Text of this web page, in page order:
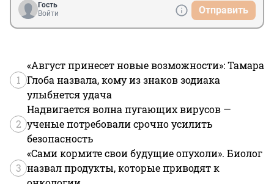
Гость
Войти
Отправить
1
«Август принесет новые возможности»: Тамара
Глоба назвала, кому из знаков зодиака
улыбнется удача
2
Надвигается волна пугающих вирусов —
ученые потребовали срочно усилить
безопасность
3
«Сами кормите свои будущие опухоли». Биолог
назвал продукты, которые приводят к